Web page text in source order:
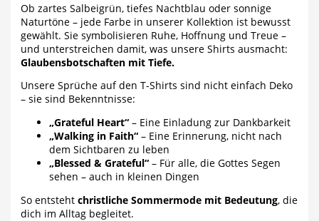
Ob zartes Salbeigrün, tiefes Nachtblau oder sonnige
Naturtöne – jede Farbe in unserer Kollektion ist bewusst
gewählt. Sie symbolisieren Ruhe, Hoffnung und Treue –
und unterstreichen damit, was unsere Shirts ausmacht:
Glaubensbotschaften mit Tiefe.
Unsere Sprüche auf den T-Shirts sind nicht einfach Deko
– sie sind Bekenntnisse:
„Grateful Heart“ – Eine Einladung zur Dankbarkeit
„Walking in Faith“ – Eine Erinnerung, nicht nach
dem Sichtbaren zu leben
„Blessed & Grateful“ – Für alle, die Gottes Segen
sehen – auch in kleinen Dingen
So entstehtchristliche Sommermode mit Bedeutung, die
dich im Alltag begleitet.